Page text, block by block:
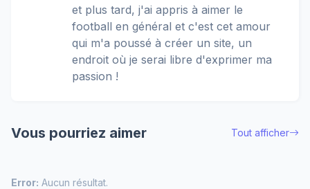
et plus tard, j'ai appris à aimer le
football en général et c'est cet amour
qui m'a poussé à créer un site, un
endroit où je serai libre d'exprimer ma
passion !
Vous pourriez aimer Tout afficher
Error: Aucun résultat.